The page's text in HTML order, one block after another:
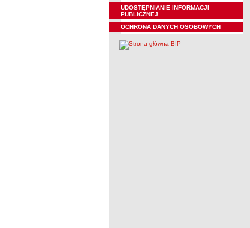
UDOSTĘPNIANIE INFORMACJI
PUBLICZNEJ
OCHRONA DANYCH OSOBOWYCH